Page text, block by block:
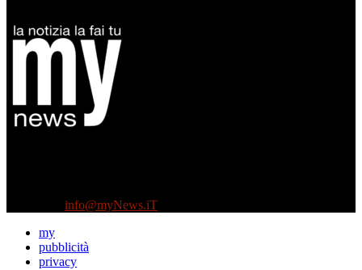
info@myNews.iT
my
pubblicità
privacy